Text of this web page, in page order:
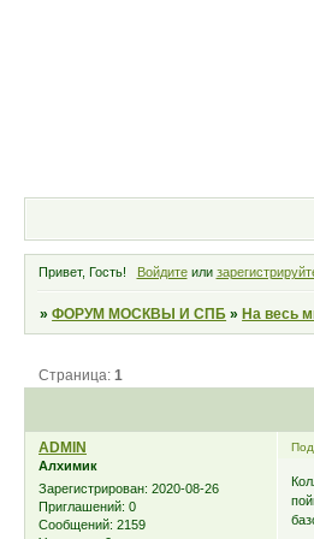
Привет, Гость! Войдитеили
»ФОРУМ МОСКВЫ И СПБ »На весь
Страница:1
ADMIN
Алхимик
Зарегистрирован: 2020-08-26
Приглашений: 0
Сообщений: 2159